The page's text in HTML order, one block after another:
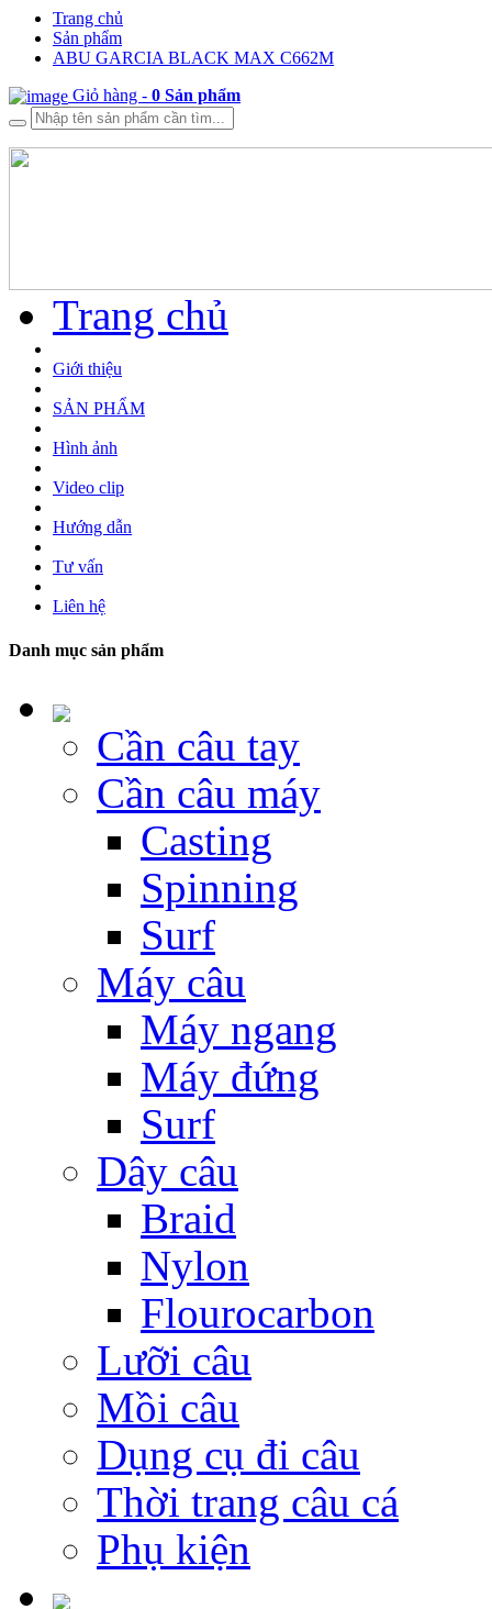
Trang chủ
Sản phẩm
ABU GARCIA BLACK MAX C662M
Giỏ hàng - 0 Sản phẩm
Trang chủ
Giới thiệu
SẢN PHẨM
Hình ảnh
Video clip
Hướng dẫn
Tư vấn
Liên hệ
Danh mục sản phẩm
Cần câu tay
Cần câu máy
Casting
Spinning
Surf
Máy câu
Máy ngang
Máy đứng
Surf
Dây câu
Braid
Nylon
Flourocarbon
Lưỡi câu
Mồi câu
Dụng cụ đi câu
Thời trang câu cá
Phụ kiện